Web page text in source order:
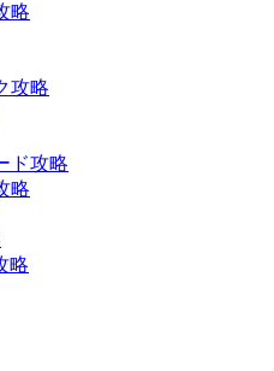
略
攻略
ド攻略
略
略